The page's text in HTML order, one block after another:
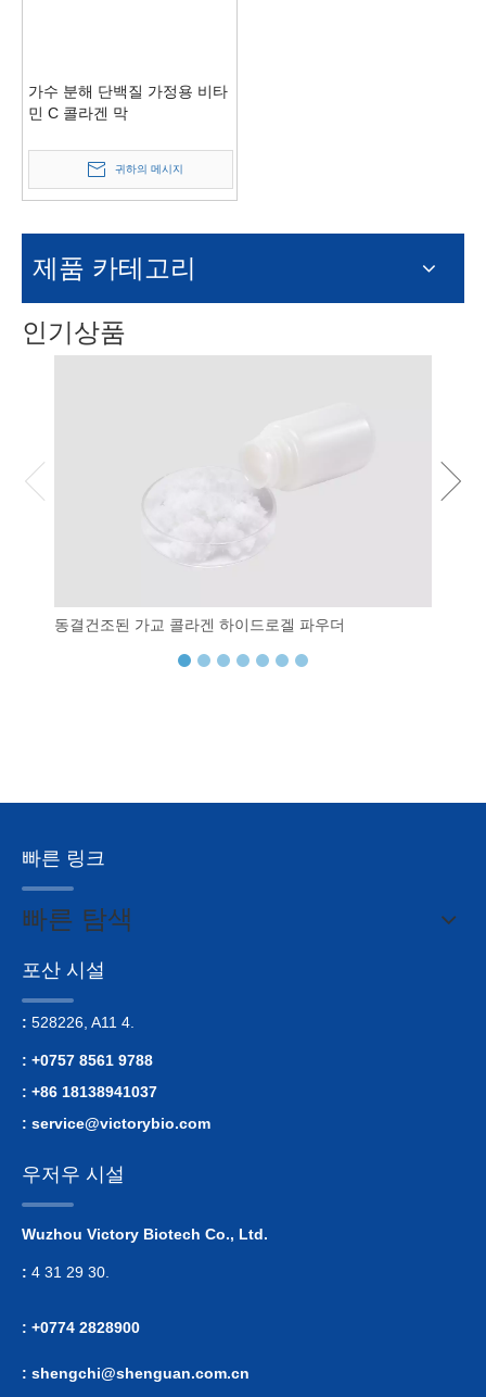
가수 분해 단백질 가정용 비타
민 C 콜라겐 막
귀하의 메시지
제품 카테고리
인기상품
동결건조된 가교 콜라겐 하이드로겔 파우더
빠른 링크
빠른 탐색
포산 시설
: 528226, A11 4.
: +0757 8561 9788
: +86 18138941037
: service@victorybio.com
우저우 시설
Wuzhou Victory Biotech Co., Ltd.
: 4 31 29 30.
: +0774 2828900
: shengchi@shenguan.com.cn